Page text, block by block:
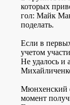
которых
гол: Майк
поделать.
Если в
учетом
Не удалось и
Мюнхенский
момент